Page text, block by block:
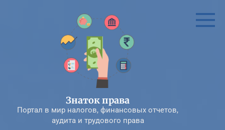
Знаток права
Портал в мир налогов, финансовых отчетов,
аудита и трудового права